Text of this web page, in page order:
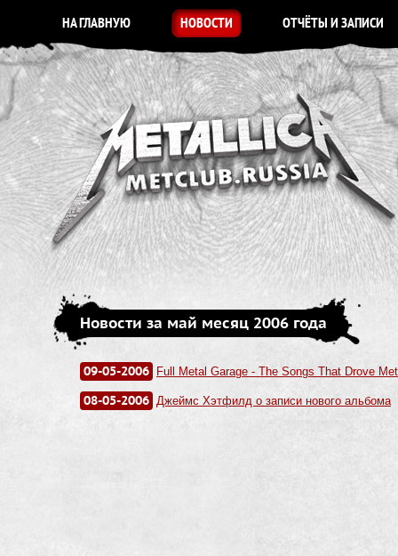
НА ГЛАВНУЮ НОВОСТИ ОТЧЁТЫ И ЗАПИСИ
Новости за май месяц 2006 года
09-05-2006 Full Metal Garage - The Songs That Drove
08-05-2006 Джеймс Хэтфилд о записи нового альбома